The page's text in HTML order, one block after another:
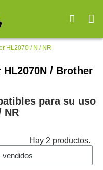
HL2070 / N / NR
/ Brother
para su uso
NR
Hay 2 productos.